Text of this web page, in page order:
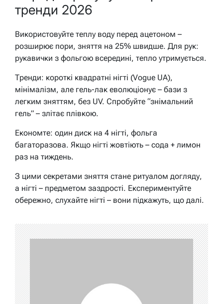
тренди 2026
Використовуйте теплу воду перед ацетоном –
розширює пори, зняття на 25% швидше. Для рук:
рукавички з фольгою всередині, тепло утримується.
Тренди: короткі квадратні нігті (Vogue UA),
мінімалізм, але гель-лак еволюціонує – бази з
легким зняттям, без UV. Спробуйте “знімальний
гель” – злітає плівкою.
Економте: один диск на 4 нігті, фольга
багаторазова. Якщо нігті жовтіють – сода + лимон
раз на тиждень.
З цими секретами зняття стане ритуалом догляду,
а нігті – предметом заздрості. Експериментуйте
обережно, слухайте нігті – вони підкажуть, що далі.